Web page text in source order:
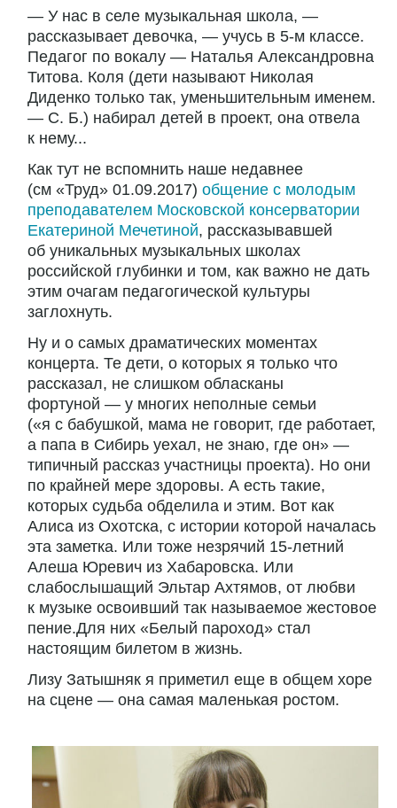
— У нас в селе музыкальная школа, —
рассказывает девочка, — учусь в 5-м классе.
Педагог по вокалу — Наталья Александровна
Титова. Коля (дети называют Николая
Диденко только так, уменьшительным именем.
— С. Б.) набирал детей в проект, она отвела
к нему...
Как тут не вспомнить наше недавнее
(см «Труд» 01.09.2017) общение с молодым
преподавателем Московской консерватории
Екатериной Мечетиной, рассказывавшей
об уникальных музыкальных школах
российской глубинки и том, как важно не дать
этим очагам педагогической культуры
заглохнуть.
Ну и о самых драматических моментах
концерта. Те дети, о которых я только что
рассказал, не слишком обласканы
фортуной — у многих неполные семьи
(«я с бабушкой, мама не говорит, где работает,
а папа в Сибирь уехал, не знаю, где он» —
типичный рассказ участницы проекта). Но они
по крайней мере здоровы. А есть такие,
которых судьба обделила и этим. Вот как
Алиса из Охотска, с истории которой началась
эта заметка. Или тоже незрячий 15-летний
Алеша Юревич из Хабаровска. Или
слабослышащий Эльтар Ахтямов, от любви
к музыке освоивший так называемое жестовое
пение.Для них «Белый пароход» стал
настоящим билетом в жизнь.
Лизу Затышняк я приметил еще в общем хоре
на сцене — она самая маленькая ростом.